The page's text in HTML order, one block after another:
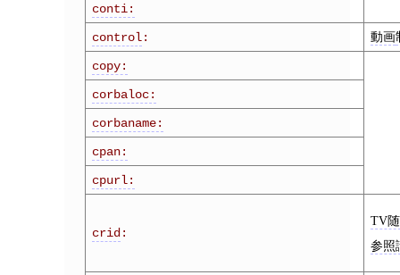
conti:
control: 動画
copy:
corbaloc:
corbaname:
cpan:
cpurl:
crid :
TV
参照